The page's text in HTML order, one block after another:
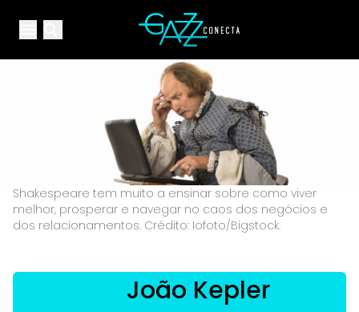
Open main menuYour Company
Shakespeare tem muito a ensinar sobre como viver
melhor, prosperar e navegar no caos dos negócios e
dos relacionamentos. Crédito: Iofoto/Bigstock.
João Kepler